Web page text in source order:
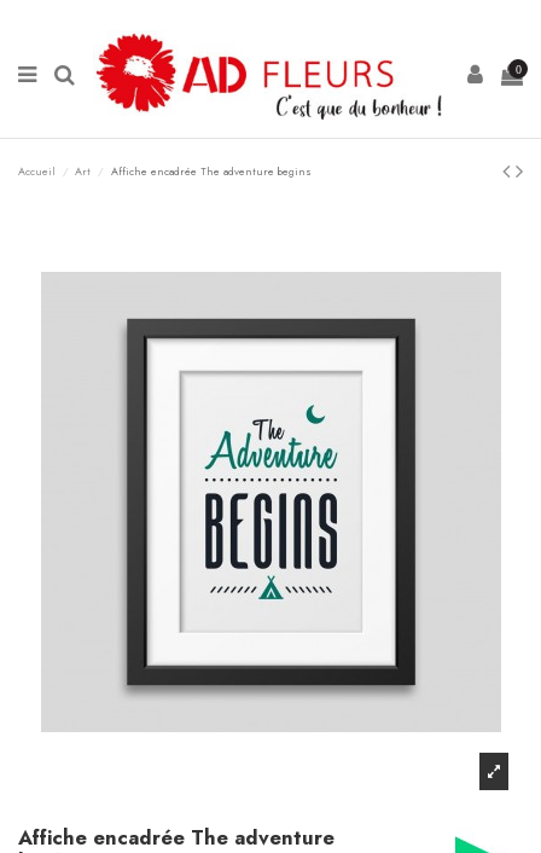
0
Accueil Art Affiche encadrée The adventure begins
Affiche encadrée The adventure